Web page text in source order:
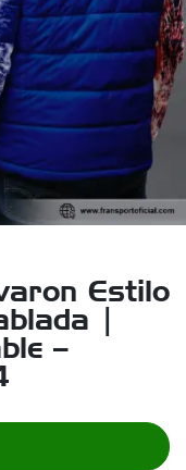
Estilo
|
–